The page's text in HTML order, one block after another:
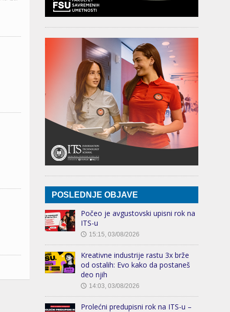
POSLEDNJE OBJAVE
Počeo je avgustovski upisni rok na
ITS-u
🕔 15:15, 03/08/2026
Kreativne industrije rastu 3x brže
od ostalih: Evo kako da postaneš
deo njih
🕔 14:03, 03/08/2026
Prolećni predupisni rok na ITS-u –